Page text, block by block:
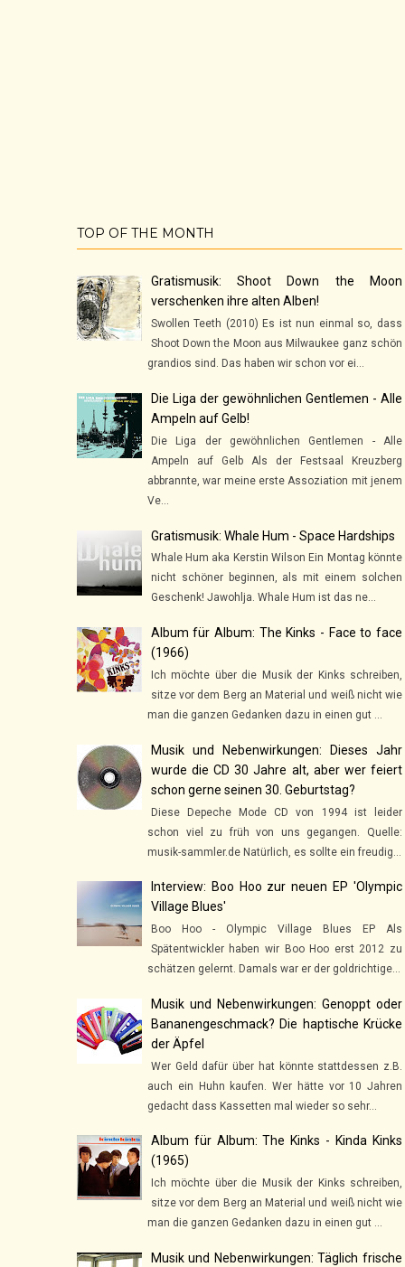
TOP OF THE MONTH
Gratismusik: Shoot Down the Moon
verschenken ihre alten Alben!
Swollen Teeth (2010) Es ist nun einmal so, dass
Shoot Down the Moon aus Milwaukee ganz schön
grandios sind. Das haben wir schon vor ei...
Die Liga der gewöhnlichen Gentlemen - Alle
Ampeln auf Gelb!
Die Liga der gewöhnlichen Gentlemen - Alle
Ampeln auf Gelb Als der Festsaal Kreuzberg
abbrannte, war meine erste Assoziation mit jenem
Ve...
Gratismusik: Whale Hum - Space Hardships
Whale Hum aka Kerstin Wilson Ein Montag könnte
nicht schöner beginnen, als mit einem solchen
Geschenk! Jawohlja. Whale Hum ist das ne...
Album für Album: The Kinks - Face to face
(1966)
Ich möchte über die Musik der Kinks schreiben,
sitze vor dem Berg an Material und weiß nicht wie
man die ganzen Gedanken dazu in einen gut ...
Musik und Nebenwirkungen: Dieses Jahr
wurde die CD 30 Jahre alt, aber wer feiert
schon gerne seinen 30. Geburtstag?
Diese Depeche Mode CD von 1994 ist leider
schon viel zu früh von uns gegangen. Quelle:
musik-sammler.de Natürlich, es sollte ein freudig...
Interview: Boo Hoo zur neuen EP 'Olympic
Village Blues'
Boo Hoo - Olympic Village Blues EP Als
Spätentwickler haben wir Boo Hoo erst 2012 zu
schätzen gelernt. Damals war er der goldrichtige...
Musik und Nebenwirkungen: Genoppt oder
Bananengeschmack? Die haptische Krücke
der Äpfel
Wer Geld dafür über hat könnte stattdessen z.B.
auch ein Huhn kaufen. Wer hätte vor 10 Jahren
gedacht dass Kassetten mal wieder so sehr...
Album für Album: The Kinks - Kinda Kinks
(1965)
Ich möchte über die Musik der Kinks schreiben,
sitze vor dem Berg an Material und weiß nicht wie
man die ganzen Gedanken dazu in einen gut ...
Musik und Nebenwirkungen: Täglich frische